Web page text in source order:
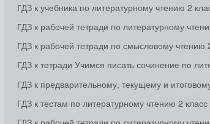
ГДЗ к учебника по литературному чтению 2
ГДЗ к рабочей тетради по литературному
ГДЗ к рабочей тетради по смысловому
ГДЗ к тетради Учимся писать сочинение по
ГДЗ к предварительному, текущему и
ГДЗ к тестам по литературному чтению 2